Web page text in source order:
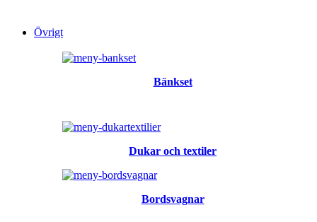
Övrigt
Bänkset
Dukar och textiler
Bordsvagnar